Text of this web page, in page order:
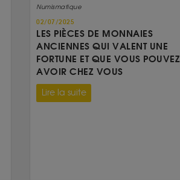
Numismatique
02/07/2025
LES PIÈCES DE MONNAIES
ANCIENNES QUI VALENT UNE
FORTUNE ET QUE VOUS POUVEZ
AVOIR CHEZ VOUS
Lire la suite